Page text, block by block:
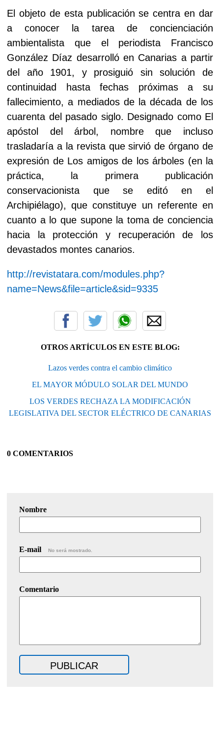
El objeto de esta publicación se centra en dar
a conocer la tarea de concienciación
ambientalista que el periodista Francisco
González Díaz desarrolló en Canarias a partir
del año 1901, y prosiguió sin solución de
continuidad hasta fechas próximas a su
fallecimiento, a mediados de la década de los
cuarenta del pasado siglo. Designado como El
apóstol del árbol, nombre que incluso
trasladaría a la revista que sirvió de órgano de
expresión de Los amigos de los árboles (en la
práctica, la primera publicación
conservacionista que se editó en el
Archipiélago), que constituye un referente en
cuanto a lo que supone la toma de conciencia
hacia la protección y recuperación de los
devastados montes canarios.
http://revistatara.com/modules.php?
name=News&file=article&sid=9335
OTROS ARTÍCULOS EN ESTE BLOG:
Lazos verdes contra el cambio climático
EL MAYOR MÓDULO SOLAR DEL MUNDO
LOS VERDES RECHAZA LA MODIFICACIÓN
LEGISLATIVA DEL SECTOR ELÉCTRICO DE CANARIAS
0 COMENTARIOS
Nombre
E-mail No será mostrado.
Comentario